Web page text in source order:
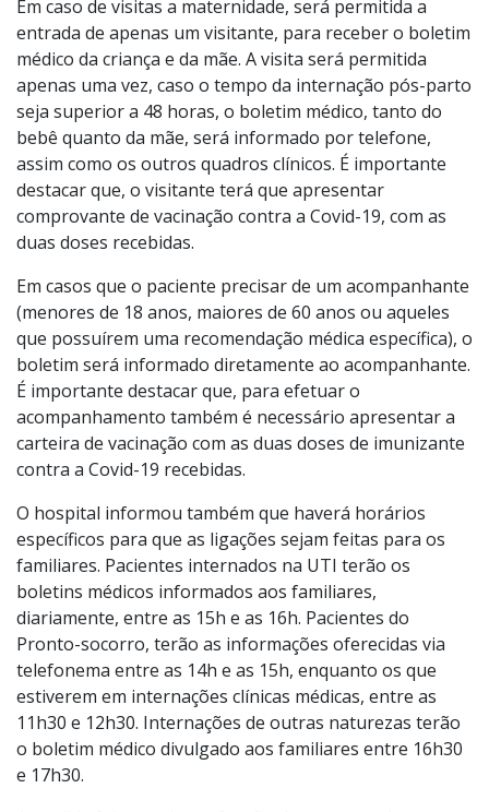
Em caso de visitas a maternidade, será permitida a
entrada de apenas um visitante, para receber o boletim
médico da criança e da mãe. A visita será permitida
apenas uma vez, caso o tempo da internação pós-parto
seja superior a 48 horas, o boletim médico, tanto do
bebê quanto da mãe, será informado por telefone,
assim como os outros quadros clínicos. É importante
destacar que, o visitante terá que apresentar
comprovante de vacinação contra a Covid-19, com as
duas doses recebidas.
Em casos que o paciente precisar de um acompanhante
(menores de 18 anos, maiores de 60 anos ou aqueles
que possuírem uma recomendação médica específica), o
boletim será informado diretamente ao acompanhante.
É importante destacar que, para efetuar o
acompanhamento também é necessário apresentar a
carteira de vacinação com as duas doses de imunizante
contra a Covid-19 recebidas.
O hospital informou também que haverá horários
específicos para que as ligações sejam feitas para os
familiares. Pacientes internados na UTI terão os
boletins médicos informados aos familiares,
diariamente, entre as 15h e as 16h. Pacientes do
Pronto-socorro, terão as informações oferecidas via
telefonema entre as 14h e as 15h, enquanto os que
estiverem em internações clínicas médicas, entre as
11h30 e 12h30. Internações de outras naturezas terão
o boletim médico divulgado aos familiares entre 16h30
e 17h30.